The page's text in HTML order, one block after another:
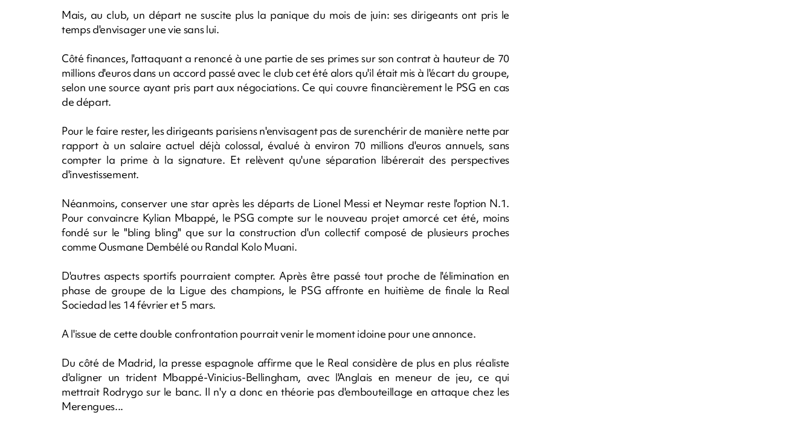
Mais, au club, un départ ne suscite plus la panique du mois de juin: ses dirigeants ont pris le
temps d'envisager une vie sans lui.
Côté finances, l'attaquant a renoncé à une partie de ses primes sur son contrat à hauteur de 70
millions d'euros dans un accord passé avec le club cet été alors qu'il était mis à l'écart du groupe,
selon une source ayant pris part aux négociations. Ce qui couvre financièrement le PSG en cas
de départ.
Pour le faire rester, les dirigeants parisiens n'envisagent pas de surenchérir de manière nette par
rapport à un salaire actuel déjà colossal, évalué à environ 70 millions d'euros annuels, sans
compter la prime à la signature. Et relèvent qu'une séparation libérerait des perspectives
d'investissement.
Néanmoins, conserver une star après les départs de Lionel Messi et Neymar reste l'option N.1.
Pour convaincre Kylian Mbappé, le PSG compte sur le nouveau projet amorcé cet été, moins
fondé sur le "bling bling" que sur la construction d'un collectif composé de plusieurs proches
comme Ousmane Dembélé ou Randal Kolo Muani.
D'autres aspects sportifs pourraient compter. Après être passé tout proche de l'élimination en
phase de groupe de la Ligue des champions, le PSG affronte en huitième de finale la Real
Sociedad les 14 février et 5 mars.
A l'issue de cette double confrontation pourrait venir le moment idoine pour une annonce.
Du côté de Madrid, la presse espagnole affirme que le Real considère de plus en plus réaliste
d'aligner un trident Mbappé-Vinicius-Bellingham, avec l'Anglais en meneur de jeu, ce qui
mettrait Rodrygo sur le banc. Il n'y a donc en théorie pas d'embouteillage en attaque chez les
Merengues...